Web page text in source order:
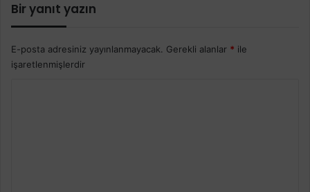
Bir yanıt yazın
E-posta adresiniz yayınlanmayacak. Gerekli alanlar * ile
işaretlenmişlerdir